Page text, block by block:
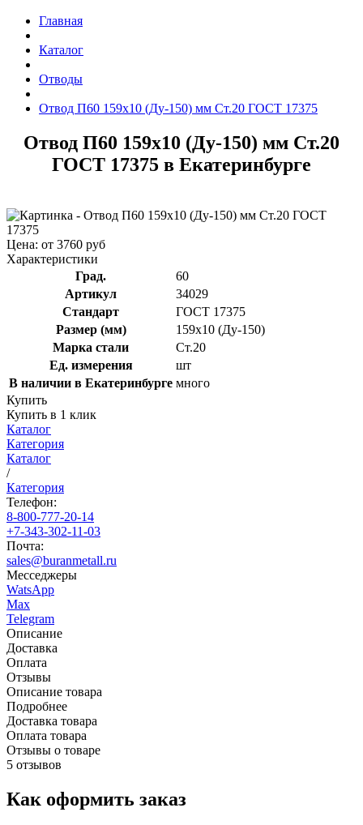
Главная
Каталог
Отводы
Отвод П60 159x10 (Ду-150) мм Ст.20 ГОСТ 17375
Отвод П60 159x10 (Ду-150) мм Ст.20
ГОСТ 17375 в Екатеринбурге
Цена: от 3760 руб
Характеристики
Град.
60
Артикул
34029
Стандарт
ГОСТ 17375
Размер (мм)
159x10 (Ду-150)
Марка стали
Ст.20
Ед. измерения
шт
В наличии в Екатеринбурге много
Купить
Купить в 1 клик
Каталог
Категория
Каталог
/
Категория
Телефон:
8-800-777-20-14
+7-343-302-11-03
Почта:
sales@buranmetall.ru
Месседжеры
WatsApp
Max
Telegram
Описание
Доставка
Оплата
Отзывы
Описание товара
Подробнее
Доставка товара
Оплата товара
Отзывы о товаре
5 отзывов
Как оформить заказ